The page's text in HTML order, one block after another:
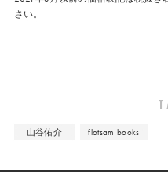
さい。
山谷佑介 flotsam books